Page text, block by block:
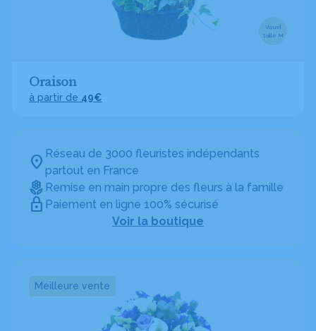
Réseau de 3000 fleuristes indépendants
partout en France
Remise en main propre des fleurs à la famille
Paiement en ligne 100% sécurisé
Voir la boutique
Visuel
taille M
Oraison
à partir de 49€
Meilleure vente